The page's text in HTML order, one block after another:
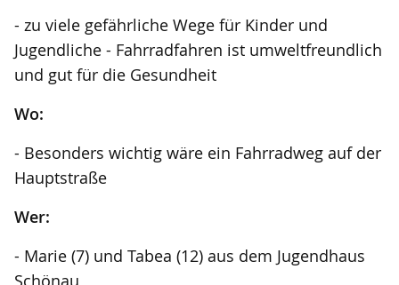
- zu viele gefährliche Wege für Kinder und
Jugendliche - Fahrradfahren ist umweltfreundlich
und gut für die Gesundheit
Wo:
- Besonders wichtig wäre ein Fahrradweg auf der
Hauptstraße
Wer:
- Marie (7) und Tabea (12) aus dem Jugendhaus
Schönau